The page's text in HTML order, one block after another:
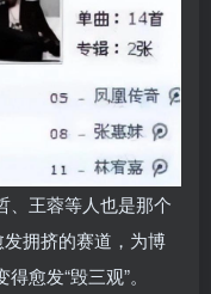
、王蓉等人也是那个
发拥挤的赛道，为博
愈发“毁三观”。